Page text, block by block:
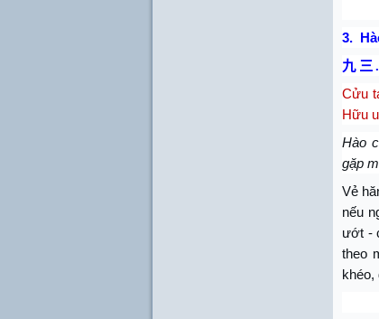
3.
九 三 .
Cửu
Hữu
Hào
gặp
Vẻ
nếu
ướt -
theo
khéo,